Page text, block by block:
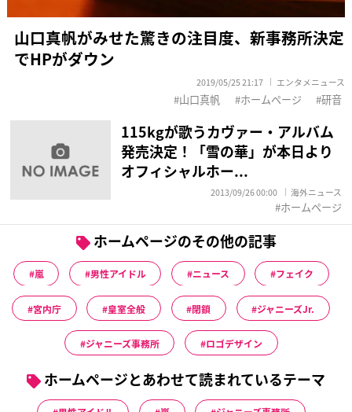
山口真帆がみせた驚きの注目度、新事務所決定
でHPがダウン
2019/05/25 21:17 エンタメニュース
山口真帆 ホームページ 研音
115kgが歌うカヴァー・アルバム
発売決定！「雪の華」が本日より
オフィシャルホー...
2013/09/26 00:00 海外ニュース
ホームページ
ホームページのその他の記事
嵐 男性アイドル ニュース フェイク
宮内庁 皇室全般 閉鎖 ジャニーズJr.
ジャニーズ事務所 ロゴデザイン
ホームページとあわせて読まれているテーマ